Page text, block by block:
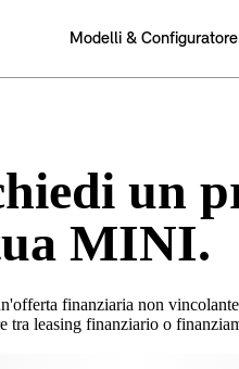
un
MINI.
finanziaria non
tra leasing finanziario o